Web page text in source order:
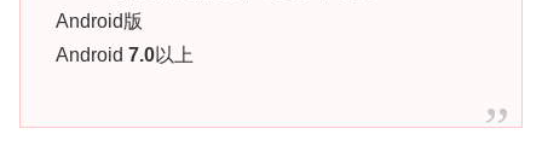
Android版
Android 7.0以上